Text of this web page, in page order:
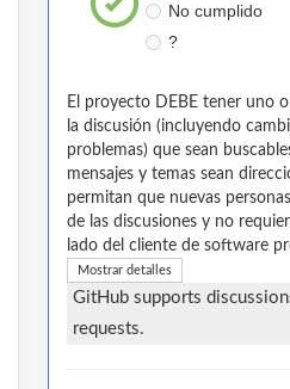
No cumplido
?
El proyecto DEBE tener uno
la discusión (incluyendo
problemas) que sean
mensajes y temas sean
permitan que nuevas
de las discusiones y no
lado del cliente de software
Mostrar detalles
GitHub supports
requests.